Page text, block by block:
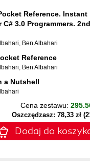
Reference. Instant
C# 3.0 Programmers. 2nd
, Ben Albahari
Reference
, Ben Albahari
a Nutshell
Cena zestawu:
Oszczędzasz: 78,33 zł
Dodaj do